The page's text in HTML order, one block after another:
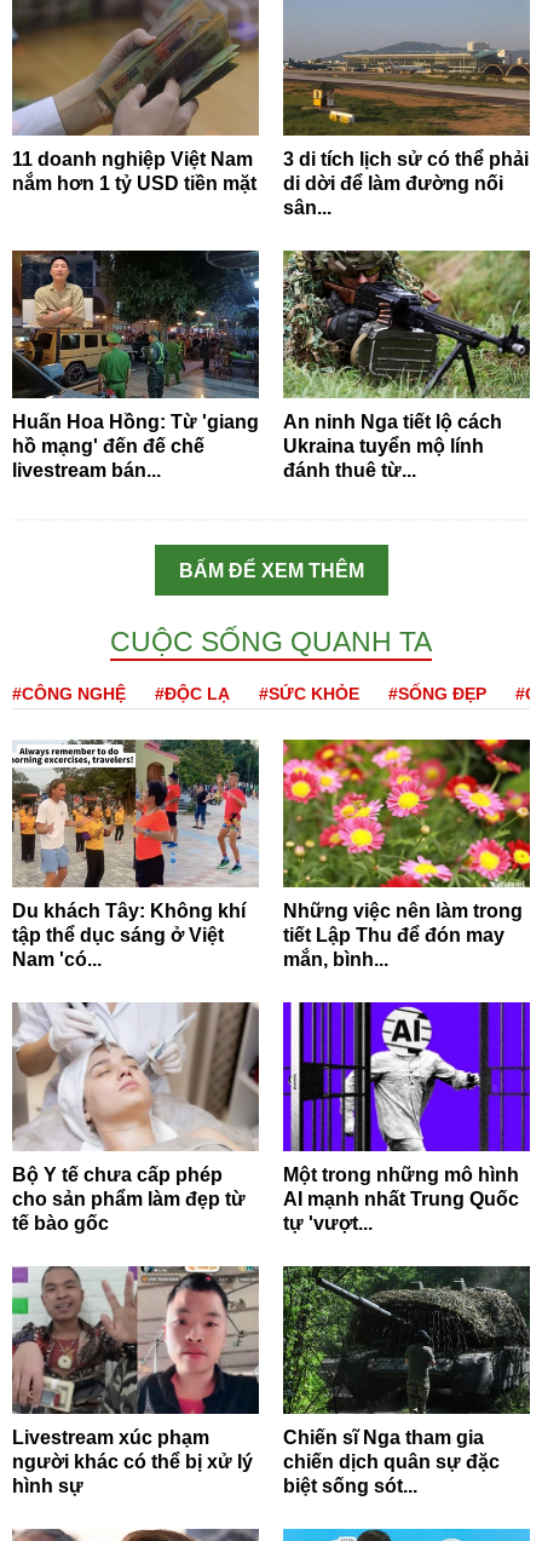
11 doanh nghiệp Việt Nam
nắm hơn 1 tỷ USD tiền mặt
3 di tích lịch sử có thể phải
di dời để làm đường nối
sân...
Huấn Hoa Hồng: Từ 'giang
hồ mạng' đến đế chế
livestream bán...
An ninh Nga tiết lộ cách
Ukraina tuyển mộ lính
đánh thuê từ...
BẤM ĐỂ XEM THÊM
CUỘC SỐNG QUANH TA
#CÔNG NGHỆ #ĐỘC LẠ #SỨC KHỎE #SỐNG ĐẸP
Du khách Tây: Không khí
tập thể dục sáng ở Việt
Nam 'có...
Những việc nên làm trong
tiết Lập Thu để đón may
mắn, bình...
Bộ Y tế chưa cấp phép
cho sản phẩm làm đẹp từ
tế bào gốc
Một trong những mô hình
AI mạnh nhất Trung Quốc
tự 'vượt...
Livestream xúc phạm
người khác có thể bị xử lý
hình sự
Chiến sĩ Nga tham gia
chiến dịch quân sự đặc
biệt sống sót...